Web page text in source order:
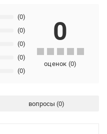
(0)
(0)
(0)
(0)
(0)
0
оценок (0)
вопросы